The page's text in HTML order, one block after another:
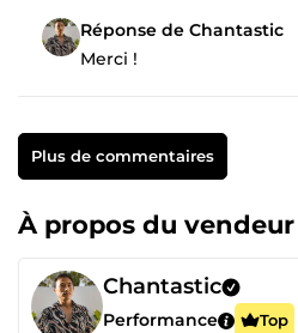
Réponse de Chantastic
Merci !
Plus de commentaires
À propos du vendeur
Chantastic
Performance Top